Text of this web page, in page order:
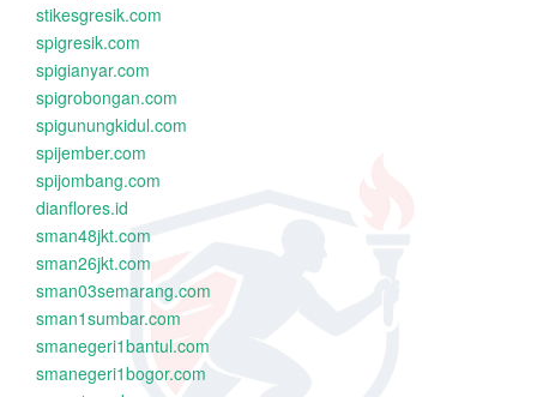
stikesgresik.com
spigresik.com
spigianyar.com
spigrobongan.com
spigunungkidul.com
spijember.com
spijombang.com
dianflores.id
sman48jkt.com
sman26jkt.com
sman03semarang.com
sman1sumbar.com
smanegeri1bantul.com
smanegeri1bogor.com